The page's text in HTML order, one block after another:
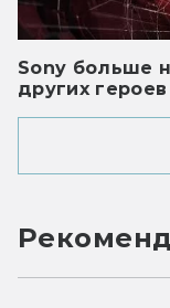
Sony больше
других